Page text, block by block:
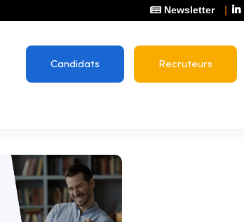
Newsletter
Candidats Recruteurs